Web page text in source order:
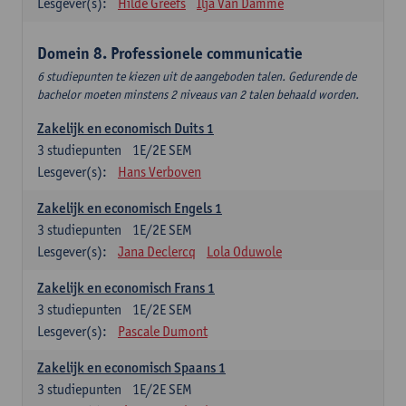
Domein 8. Professionele communicatie
6 studiepunten te kiezen uit de aangeboden talen. Gedurende de
bachelor moeten minstens 2 niveaus van 2 talen behaald worden.
Zakelijk en economisch Duits 1
1E/2E SEM
3 studiepunten
Lesgever(s):
Hans Verboven
Zakelijk en economisch Engels 1
1E/2E SEM
3 studiepunten
Lesgever(s):
Jana Declercq Lola Oduwole
Zakelijk en economisch Frans 1
1E/2E SEM
3 studiepunten
Lesgever(s):
Pascale Dumont
Zakelijk en economisch Spaans 1
1E/2E SEM
3 studiepunten